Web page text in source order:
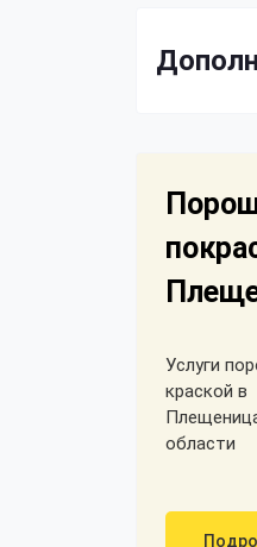
Услуги
краской в
области